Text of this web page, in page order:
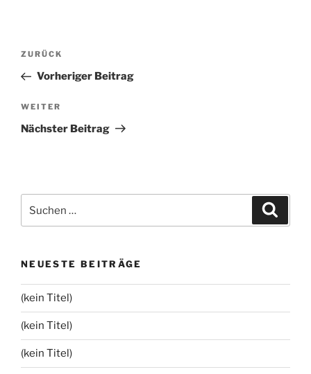
Beitragsnavigation
Vorheriger
Beitrag
ZURÜCK
Vorheriger Beitrag
Nächster
Beitrag
WEITER
Nächster Beitrag
nach:
NEUESTE BEITRÄGE
(kein Titel)
(kein Titel)
(kein Titel)